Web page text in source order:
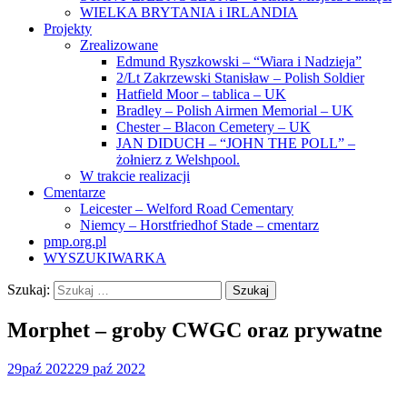
WIELKA BRYTANIA i IRLANDIA
Projekty
Zrealizowane
Edmund Ryszkowski – “Wiara i Nadzieja”
2/Lt Zakrzewski Stanisław – Polish Soldier
Hatfield Moor – tablica – UK
Bradley – Polish Airmen Memorial – UK
Chester – Blacon Cemetery – UK
JAN DIDUCH – “JOHN THE POLL” –
żołnierz z Welshpool.
W trakcie realizacji
Cmentarze
Leicester – Welford Road Cementary
Niemcy – Horstfriedhof Stade – cmentarz
pmp.org.pl
WYSZUKIWARKA
Szukaj:
Morphet – groby CWGC oraz prywatne
29paź 202229 paź 2022